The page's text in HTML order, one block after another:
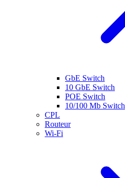
GbE Switch
10 GbE Switch
POE Switch
10/100 Mb Switch
CPL
Routeur
Wi-Fi